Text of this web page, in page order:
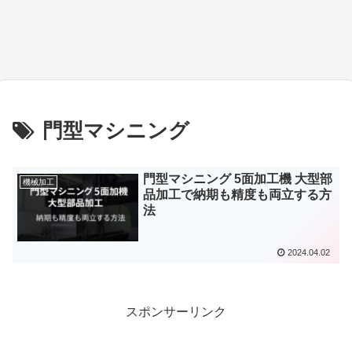
門型マシニング
機械加工
門型マシニング 5面加工機 大型部
品加工で納期も精度も両立する方
法
2024.04.02
スポンサーリンク